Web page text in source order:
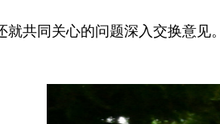
就共同关心的问题深入交换意见